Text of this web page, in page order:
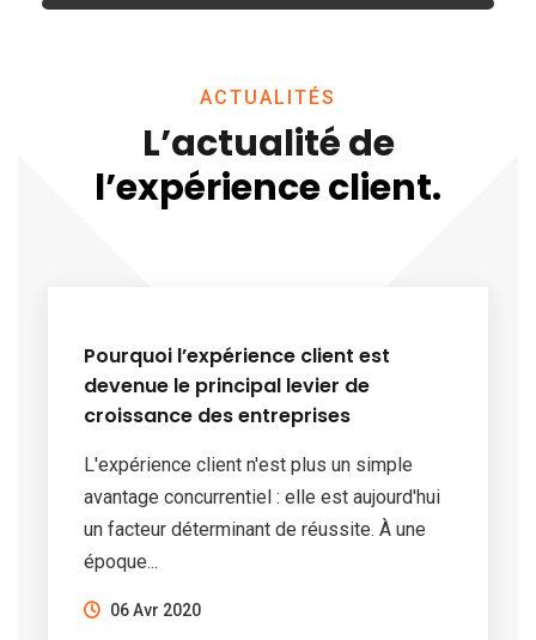
ACTUALITÉS
L’actualité de
l’expérience client.
Pourquoi l’expérience client est
devenue le principal levier de
croissance des entreprises
L'expérience client n'est plus un simple
avantage concurrentiel : elle est aujourd'hui
un facteur déterminant de réussite. À une
époque...
06 Avr 2020